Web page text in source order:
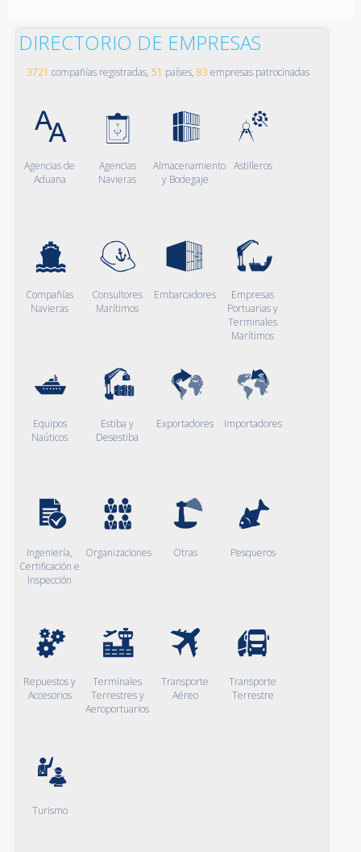
DIRECTORIO DE EMPRESAS
3721 compañías registradas, 51 países, 83 empresas patrocinadas
Agencias de
Aduana
Agencias
Navieras
Almacenamiento
y Bodegaje
Astilleros
Compañías
Navieras
Consultores
Marítimos
Embarcadores
Empresas
Portuarias y
Terminales
Marítimos
Equipos
Naúticos
Estiba y
Desestiba
Exportadores Importadores
Ingeniería,
Certificación e
Inspección
Organizaciones Otras Pesqueros
Repuestos y
Accesorios
Terminales
Terrestres y
Aeroportuarios
Transporte
Aéreo
Transporte
Terrestre
Turismo